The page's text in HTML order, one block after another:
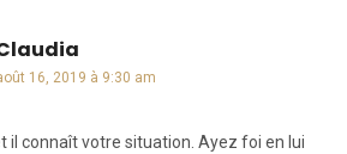
16, 2019 à 9:30 am
il connaît votre situation. Ayez foi en lui